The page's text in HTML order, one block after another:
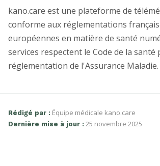
kano.care est une plateforme de
conforme aux réglementations
européennes en matière de santé
services respectent le Code de la santé
réglementation de l'Assurance Maladie.
Rédigé par : Équipe médicale kano.care
Dernière mise à jour : 25 novembre 2025